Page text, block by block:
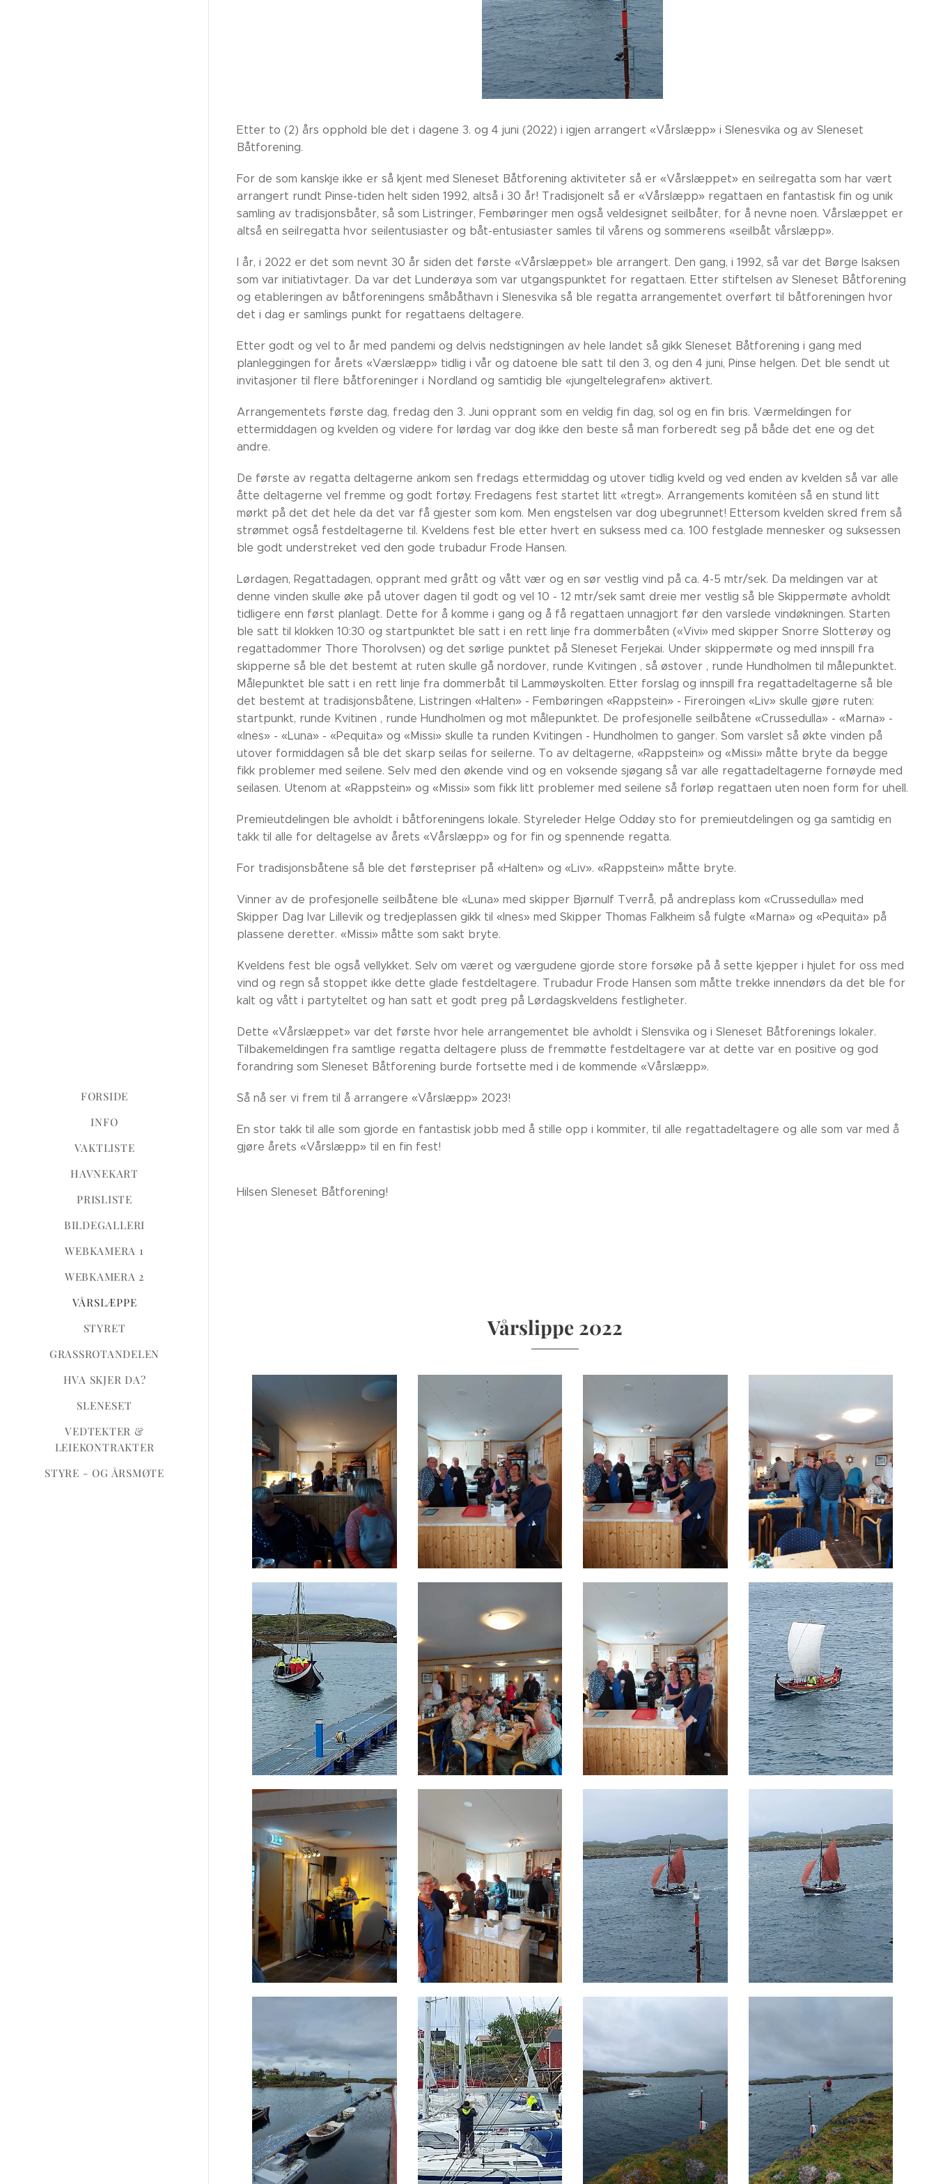
FORSIDE
INFO
VAKTLISTE
HAVNEKART
PRISLISTE
BILDEGALLERI
WEBKAMERA 1
WEBKAMERA 2
VÅRSLÆPPE
STYRET
GRASSROTANDELEN
HVA SKJER DA?
SLENESET
VEDTEKTER &
LEIEKONTRAKTER
STYRE - OG ÅRSMØTE
Etter to (2) års opphold ble det i dagene 3. og 4 juni (2022) i igjen arrangert «Vårslæpp» i Slenesvika og av Sleneset
Båtforening.
For de som kanskje ikke er så kjent med Sleneset Båtforening aktiviteter så er «Vårslæppet» en seilregatta som har vært
arrangert rundt Pinse-tiden helt siden 1992, altså i 30 år! Tradisjonelt så er «Vårslæpp» regattaen en fantastisk fin og unik
samling av tradisjonsbåter, så som Listringer, Fembøringer men også veldesignet seilbåter, for å nevne noen. Vårslæppet er
altså en seilregatta hvor seilentusiaster og båt-entusiaster samles til vårens og sommerens «seilbåt vårslæpp».
I år, i 2022 er det som nevnt 30 år siden det første «Vårslæppet» ble arrangert. Den gang, i 1992, så var det Børge Isaksen
som var initiativtager. Da var det Lunderøya som var utgangspunktet for regattaen. Etter stiftelsen av Sleneset Båtforening
og etableringen av båtforeningens småbåthavn i Slenesvika så ble regatta arrangementet overført til båtforeningen hvor
det i dag er samlings punkt for regattaens deltagere.
Etter godt og vel to år med pandemi og delvis nedstigningen av hele landet så gikk Sleneset Båtforening i gang med
planleggingen for årets «Værslæpp» tidlig i vår og datoene ble satt til den 3, og den 4 juni, Pinse helgen. Det ble sendt ut
invitasjoner til flere båtforeninger i Nordland og samtidig ble «jungeltelegrafen» aktivert.
Arrangementets første dag, fredag den 3. Juni opprant som en veldig fin dag, sol og en fin bris. Værmeldingen for
ettermiddagen og kvelden og videre for lørdag var dog ikke den beste så man forberedt seg på både det ene og det
andre.
De første av regatta deltagerne ankom sen fredags ettermiddag og utover tidlig kveld og ved enden av kvelden så var alle
åtte deltagerne vel fremme og godt fortøy. Fredagens fest startet litt «tregt». Arrangements komitéen så en stund litt
mørkt på det det hele da det var få gjester som kom. Men engstelsen var dog ubegrunnet! Ettersom kvelden skred frem så
strømmet også festdeltagerne til. Kveldens fest ble etter hvert en suksess med ca. 100 festglade mennesker og suksessen
ble godt understreket ved den gode trubadur Frode Hansen.
Lørdagen, Regattadagen, opprant med grått og vått vær og en sør vestlig vind på ca. 4-5 mtr/sek. Da meldingen var at
denne vinden skulle øke på utover dagen til godt og vel 10 - 12 mtr/sek samt dreie mer vestlig så ble Skippermøte avholdt
tidligere enn først planlagt. Dette for å komme i gang og å få regattaen unnagjort før den varslede vindøkningen. Starten
ble satt til klokken 10:30 og startpunktet ble satt i en rett linje fra dommerbåten («Vivi» med skipper Snorre Slotterøy og
regattadommer Thore Thorolvsen) og det sørlige punktet på Sleneset Ferjekai. Under skippermøte og med innspill fra
skipperne så ble det bestemt at ruten skulle gå nordover, runde Kvitingen , så østover , runde Hundholmen til målepunktet.
Målepunktet ble satt i en rett linje fra dommerbåt til Lammøyskolten. Etter forslag og innspill fra regattadeltagerne så ble
det bestemt at tradisjonsbåtene, Listringen «Halten» - Fembøringen «Rappstein» - Fireroingen «Liv» skulle gjøre ruten:
startpunkt, runde Kvitinen , runde Hundholmen og mot målepunktet. De profesjonelle seilbåtene «Crussedulla» - «Marna» -
«Ines» - «Luna» - «Pequita» og «Missi» skulle ta runden Kvitingen - Hundholmen to ganger. Som varslet så økte vinden på
utover formiddagen så ble det skarp seilas for seilerne. To av deltagerne, «Rappstein» og «Missi» måtte bryte da begge
fikk problemer med seilene. Selv med den økende vind og en voksende sjøgang så var alle regattadeltagerne fornøyde med
seilasen. Utenom at «Rappstein» og «Missi» som fikk litt problemer med seilene så forløp regattaen uten noen form for uhell.
Premieutdelingen ble avholdt i båtforeningens lokale. Styreleder Helge Oddøy sto for premieutdelingen og ga samtidig en
takk til alle for deltagelse av årets «Vårslæpp» og for fin og spennende regatta.
For tradisjonsbåtene så ble det førstepriser på «Halten» og «Liv». «Rappstein» måtte bryte.
Vinner av de profesjonelle seilbåtene ble «Luna» med skipper Bjørnulf Tverrå, på andreplass kom «Crussedulla» med
Skipper Dag Ivar Lillevik og tredjeplassen gikk til «Ines» med Skipper Thomas Falkheim så fulgte «Marna» og «Pequita» på
plassene deretter. «Missi» måtte som sakt bryte.
Kveldens fest ble også vellykket. Selv om været og værgudene gjorde store forsøke på å sette kjepper i hjulet for oss med
vind og regn så stoppet ikke dette glade festdeltagere. Trubadur Frode Hansen som måtte trekke innendørs da det ble for
kalt og vått i partyteltet og han satt et godt preg på Lørdagskveldens festligheter.
Dette «Vårslæppet» var det første hvor hele arrangementet ble avholdt i Slensvika og i Sleneset Båtforenings lokaler.
Tilbakemeldingen fra samtlige regatta deltagere pluss de fremmøtte festdeltagere var at dette var en positive og god
forandring som Sleneset Båtforening burde fortsette med i de kommende «Vårslæpp».
Så nå ser vi frem til å arrangere «Vårslæpp» 2023!
En stor takk til alle som gjorde en fantastisk jobb med å stille opp i kommiter, til alle regattadeltagere og alle som var med å
gjøre årets «Vårslæpp» til en fin fest!
Hilsen Sleneset Båtforening!
Vårslippe 2022